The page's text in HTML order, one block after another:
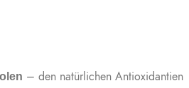
– den natürlichen Antioxidantien